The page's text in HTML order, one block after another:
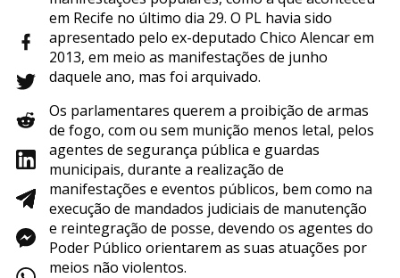
em Recife no último dia 29. O PL havia sido
apresentado pelo ex-deputado Chico Alencar em
2013, em meio as manifestações de junho
daquele ano, mas foi arquivado.
Os parlamentares querem a proibição de armas
de fogo, com ou sem munição menos letal, pelos
agentes de segurança pública e guardas
municipais, durante a realização de
manifestações e eventos públicos, bem como na
execução de mandados judiciais de manutenção
e reintegração de posse, devendo os agentes do
Poder Público orientarem as suas atuações por
meios não violentos.